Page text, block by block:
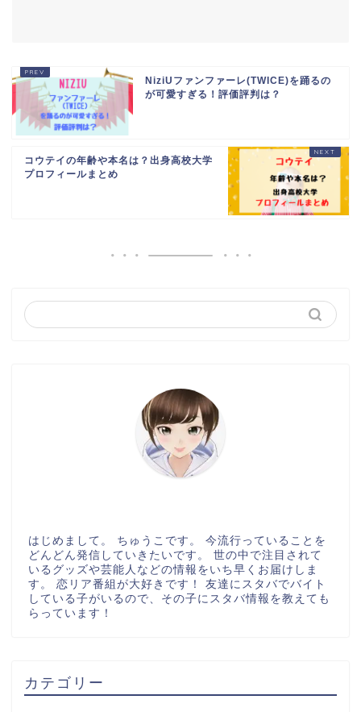
NiziUファンファーレ(TWICE)を踊るの
が可愛すぎる！評価評判は？
コウテイの年齢や本名は？出身高校大学
プロフィールまとめ
はじめまして。 ちゅうこです。 今流行っていることを
どんどん発信していきたいです。 世の中で注目されて
いるグッズや芸能人などの情報をいち早くお届けしま
す。 恋リア番組が大好きです！ 友達にスタバでバイト
している子がいるので、その子にスタバ情報を教えても
らっています！
カテゴリー